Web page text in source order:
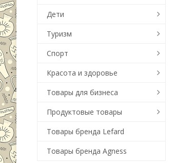
Дети
Туризм
Спорт
Красота и здоровье
Товары для бизнеса
Продуктовые товары
Товары бренда Lefard
Товары бренда Agness